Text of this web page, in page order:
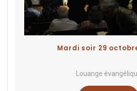
Mardi soir 29
Louange